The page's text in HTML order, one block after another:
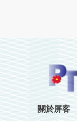
關於屏客